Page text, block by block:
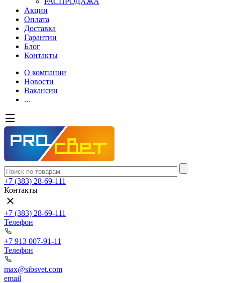
Акции
Оплата
Доставка
Гарантии
Блог
Контакты
О компании
Новости
Вакансии
...
+7 (383) 28-69-111
Контакты
+7 (383) 28-69-111
Телефон
+7 913 007-91-11
Телефон
max@sibsvet.com
email